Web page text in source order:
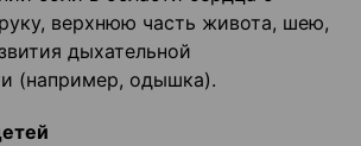
верхнюю часть живота, шею,
дыхательной
(например, одышка).